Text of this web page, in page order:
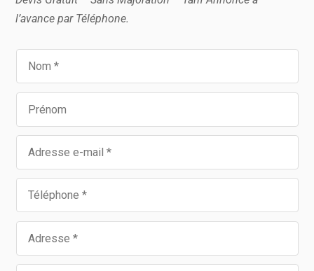
l’avance par Téléphone.